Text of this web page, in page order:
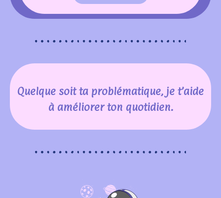
Quelque soit ta problématique, je t’aide
à améliorer ton quotidien.